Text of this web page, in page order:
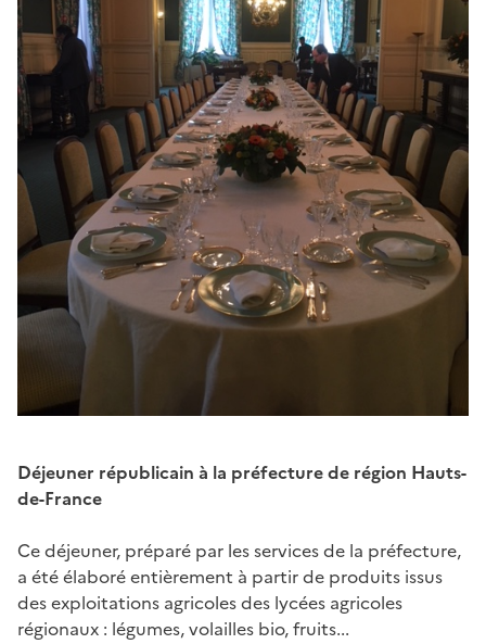
Déjeuner républicain à la préfecture de région Hauts-
de-France
Ce déjeuner, préparé par les services de la préfecture,
a été élaboré entièrement à partir de produits issus
des exploitations agricoles des lycées agricoles
régionaux : légumes, volailles bio, fruits...